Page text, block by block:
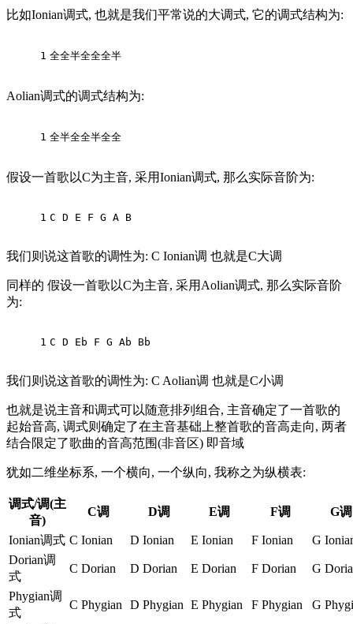
比如Ionian调式, 也就是我们平常说的大调式, 它的调式结构为:
1 全全半全全全半
Aolian调式的调式结构为:
1 全半全全半全全
假设一首歌以C为主音, 采用Ionian调式, 那么实际音阶为:
1 C D E F G A B
我们则说这首歌的调性为: C Ionian调 也就是C大调
同样的 假设一首歌以C为主音, 采用Aolian调式, 那么实际音阶
为:
1 C D Eb F G Ab Bb
我们则说这首歌的调性为: C Aolian调 也就是C小调
也就是说主音和调式可以随意排列组合, 主音确定了一首歌的
起始音高, 调式则确定了在主音基础上整首歌的音高走向, 两者
结合限定了歌曲的音高范围(非音区) 即音域
犹如二维坐标系, 一个横向, 一个纵向, 我称之为纵横表:
调式/调(主
音)
C调 D调 E调 F调 G调
Ionian调式 C Ionian D Ionian E Ionian F Ionian
G
Dorian调
式
C Dorian D Dorian E Dorian F Dorian G
Phygian调
式
C Phygian D Phygian E Phygian F Phygian G